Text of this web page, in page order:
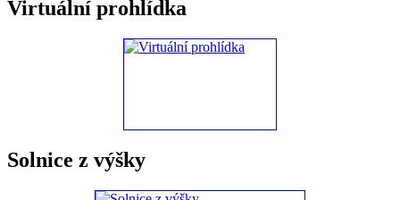
Virtuální prohlídka
Solnice z výšky